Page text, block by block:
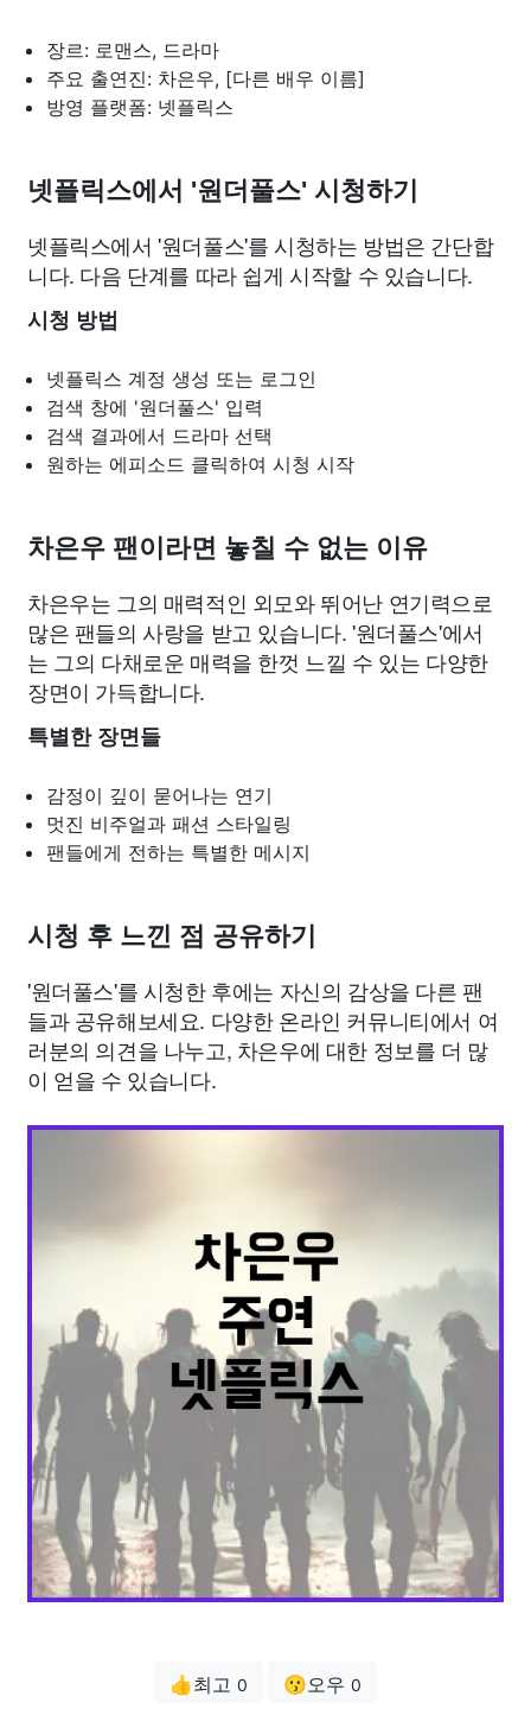
장르: 로맨스, 드라마
주요 출연진: 차은우, [다른 배우 이름]
방영 플랫폼: 넷플릭스
넷플릭스에서 '원더풀스' 시청하기
넷플릭스에서 '원더풀스'를 시청하는 방법은 간단합
니다. 다음 단계를 따라 쉽게 시작할 수 있습니다.
시청 방법
넷플릭스 계정 생성 또는 로그인
검색 창에 '원더풀스' 입력
검색 결과에서 드라마 선택
원하는 에피소드 클릭하여 시청 시작
차은우 팬이라면 놓칠 수 없는 이유
차은우는 그의 매력적인 외모와 뛰어난 연기력으로
많은 팬들의 사랑을 받고 있습니다. '원더풀스'에서
는 그의 다채로운 매력을 한껏 느낄 수 있는 다양한
장면이 가득합니다.
특별한 장면들
감정이 깊이 묻어나는 연기
멋진 비주얼과 패션 스타일링
팬들에게 전하는 특별한 메시지
시청 후 느낀 점 공유하기
'원더풀스'를 시청한 후에는 자신의 감상을 다른 팬
들과 공유해보세요. 다양한 온라인 커뮤니티에서 여
러분의 의견을 나누고, 차은우에 대한 정보를 더 많
이 얻을 수 있습니다.
👍최고 0 😗오우 0